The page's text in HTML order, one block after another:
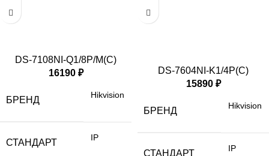
DS-7108NI-Q1/8P/M(C)
16190 ₽
БРЕНД Hikvision
СТАНДАРТ IP
DS-7604NI-K1/4P(C)
15890 ₽
БРЕНД Hikvision
СТАНДАРТ IP